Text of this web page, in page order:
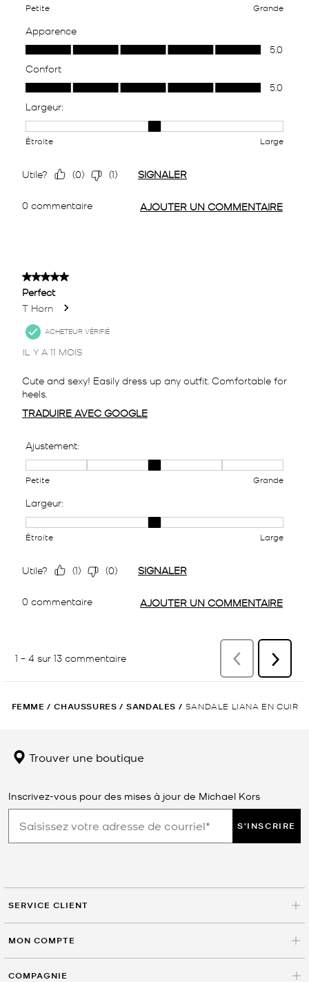
FEMME / CHAUSSURES / SANDALES / SANDALE LIANA EN CUIR
Trouver une boutique
Inscrivez-vous pour des mises à jour de Michael Kors
S'INSCRIRE
SERVICE CLIENT
MON COMPTE
COMPAGNIE